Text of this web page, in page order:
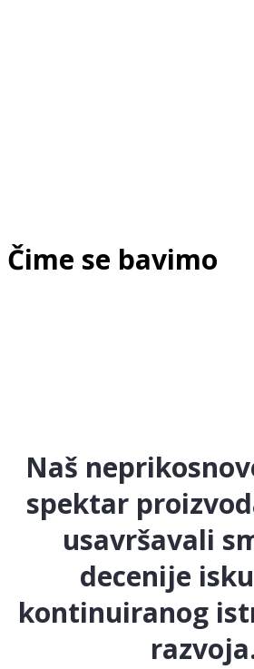
Čime se bavimo
Naš
spektar
usavršavali
decenije
kontinuiranog